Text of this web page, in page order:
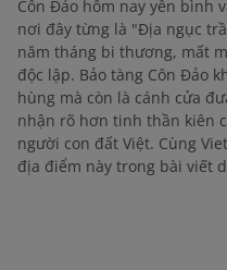
Côn Đảo hôm nay yên bình
nơi đây từng là "Địa ngục
năm tháng bi thương, mất
độc lập. Bảo tàng Côn Đảo
hùng mà còn là cánh cửa
nhận rõ hơn tinh thần kiên
người con đất Việt. Cùng
địa điểm này trong bài viết